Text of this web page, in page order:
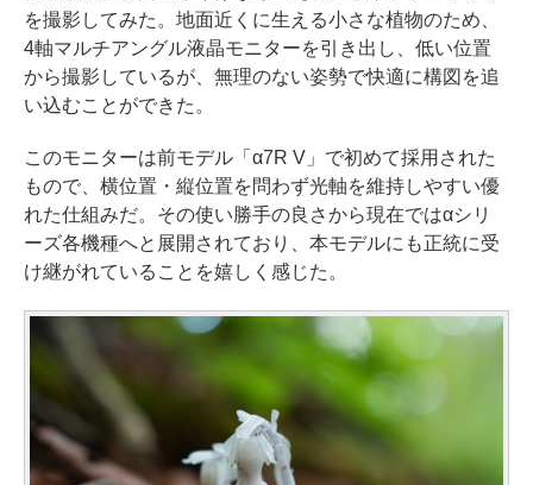
を撮影してみた。地面近くに生える小さな植物のため、
4軸マルチアングル液晶モニターを引き出し、低い位置
から撮影しているが、無理のない姿勢で快適に構図を追
い込むことができた。
このモニターは前モデル「α7R V」で初めて採用された
もので、横位置・縦位置を問わず光軸を維持しやすい優
れた仕組みだ。その使い勝手の良さから現在ではαシリ
ーズ各機種へと展開されており、本モデルにも正統に受
け継がれていることを嬉しく感じた。